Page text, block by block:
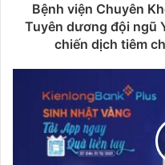
Bệnh viện Chuyên
Tuyên dương đội ngũ
chiến dịch tiêm